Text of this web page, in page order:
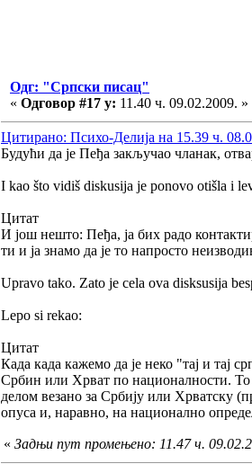
Одг: "Српски писац"
« Одговор #17 у: 11.40 ч. 09.02.2009. »
Цитирано: Психо-Делија на 15.39 ч.
Будући да је Пеђа закључао чланак,
I kao što vidiš diskusija je ponovo otišla i
Цитат
И још нешто: Пеђа, ја бих радо
ти и ја знамо да је то напросто
Upravo tako. Zato je cela ova disksusija
Lepo si rekao:
Цитат
Када када кажемо да је неко "тај и тај
Србин или Хрват по националности. То
делом везано за Србију или Хрватску
опуса и, наравно, на национално
« Задњи пут промењено: 11.47 ч.